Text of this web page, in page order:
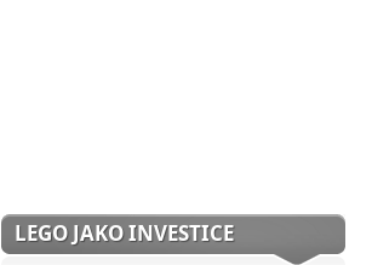
LEGO JAKO INVESTICE